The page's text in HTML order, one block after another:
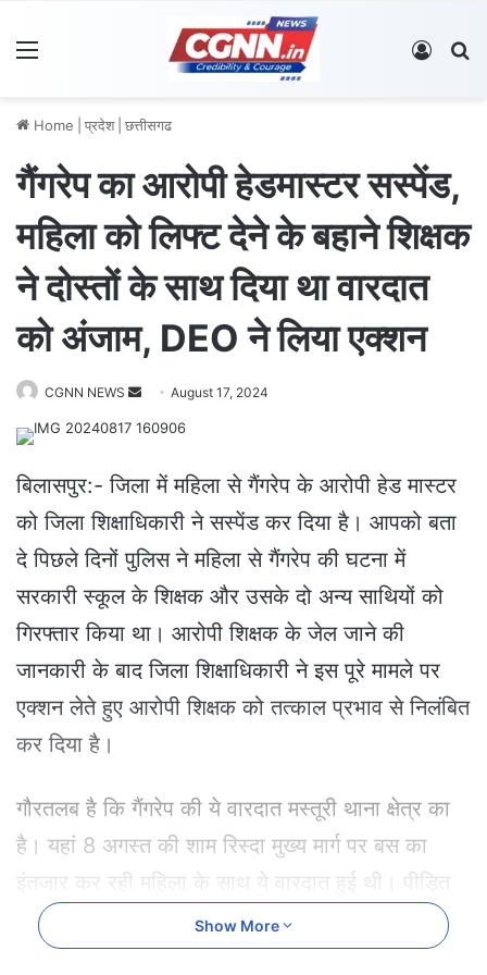
Log In
Home प्रदेश छत्तीसगढ
गैंगरेप का आरोपी हेडमास्टर सस्पेंड,
महिला को लिफ्ट देने के बहाने शिक्षक
ने दोस्तों के साथ दिया था वारदात
को अंजाम, DEO ने लिया एक्शन
CGNN NEWS
e
a
n
e
a
i
August 17, 2024
बिलासपुर:- जिला में महिला से गैंगरेप के आरोपी हेड मास्टर
को जिला शिक्षाधिकारी ने सस्पेंड कर दिया है। आपको बता
दे पिछले दिनों पुलिस ने महिला से गैंगरेप की घटना में
सरकारी स्कूल के शिक्षक और उसके दो अन्य साथियों को
गिरफ्तार किया था। आरोपी शिक्षक के जेल जाने की
जानकारी के बाद जिला शिक्षाधिकारी ने इस पूरे मामले पर
एक्शन लेते हुए आरोपी शिक्षक को तत्काल प्रभाव से निलंबित
कर दिया है।
गौरतलब है कि गैंगरेप की ये वारदात मस्तूरी थाना क्षेत्र का
है। यहां 8 अगस्त की शाम रिस्दा मुख्य मार्ग पर बस का
इंतजार कर रही महिला के साथ ये वारदात हुई थी। पीड़ित
महिला ने पुलिस में रिपोर्ट दर्ज कराया था कि उसके परिचित
के शिक्षक प्रमोद सिंह चंदेल अपने 2 दोस्तों के साथ कार में
Show More